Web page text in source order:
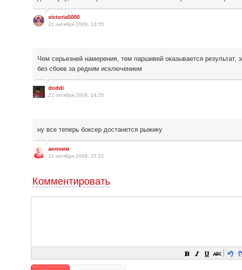
victoria5000
21 октября 2009, 13:55
Чем серьезней намерения, тем паршивей оказывается
без сбоев за редким исключением
doddi
21 октября 2009, 14:25
ну все теперь боксер достанется рыжику
аноним
21 октября 2009, 15:22
Комментировать